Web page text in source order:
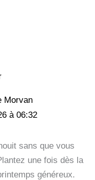
Morvan
à 06:32
sans que vous
une fois dès la
généreux.